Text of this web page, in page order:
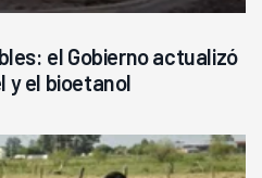
el Gobierno actualizó
y el bioetanol